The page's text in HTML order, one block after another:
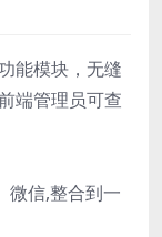
能模块，无缝
端管理员可查
微信,整合到一